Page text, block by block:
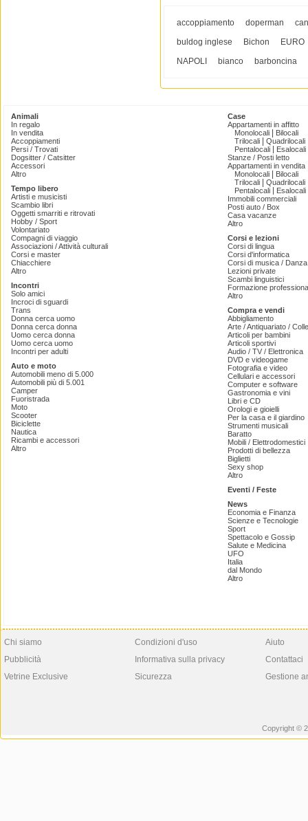
accoppiamento doperman
buldog inglese
Bichon
EURO
NAPOLI
bianco barboncina
Animali
In regalo
In vendita
Accoppiamenti
Persi / Trovati
Dogsitter / Catsitter
Accessori
Altro
Tempo libero
Artisti e musicisti
Scambio libri
Oggetti smarriti e ritrovati
Hobby / Sport
Volontariato
Compagni di viaggio
Associazioni / Attività culturali
Corsi e master
Chiacchiere
Altro
Incontri
Solo amici
Incroci di sguardi
Trans
Donna cerca uomo
Donna cerca donna
Uomo cerca donna
Uomo cerca uomo
Incontri per adulti
Auto e moto
Automobili meno di 5.000
Automobili più di 5.001
Camper
Fuoristrada
Moto
Scooter
Biciclette
Nautica
Ricambi e accessori
Altro
Case
Appartamenti in affitto
Monolocali
Bilocali
Trilocali
Quadrilocali
Pentalocali
Esalocali
Stanze / Posti letto
Appartamenti in vendita
Monolocali
Bilocali
Trilocali
Quadrilocali
Pentalocali
Esalocali
Immobili commerciali
Posti auto / Box
Casa vacanze
Altro
Corsi e lezioni
Corsi di lingua
Corsi d'informatica
Corsi di musica /
Lezioni private
Scambi linguistici
Formazione
Altro
Compra e vendi
Abbigliamento
Arte / Antiquariato /
Articoli per bambini
Articoli sportivi
Audio / TV / Elettronica
DVD e videogame
Fotografia e video
Cellulari e accessori
Computer e software
Gastronomia e vini
Libri e CD
Orologi e gioielli
Per la casa e il giardino
Strumenti musicali
Baratto
Mobili / Elettrodomestici
Prodotti di bellezza
Biglietti
Sexy shop
Altro
Eventi / Feste
News
Economia e Finanza
Scienze e Tecnologie
Sport
Spettacolo e Gossip
Salute e Medicina
UFO
Italia
dal Mondo
Altro
Chi siamo
Pubblicità
Vetrine Exclusive
Condizioni d'uso
Informativa sulla privacy
Sicurezza
Aiuto
Contattaci
Gestione
Copyright ©